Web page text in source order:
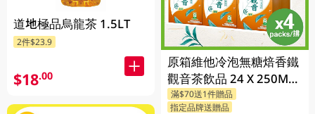
道地極品烏龍茶 1.5LT
2件$23.9
$18.00
原箱維他冷泡無糖焙香鐵
觀音茶飲品 24 X 250ML
(新舊包裝隨機發貨)
滿$70送1件贈品
指定品牌送贈品